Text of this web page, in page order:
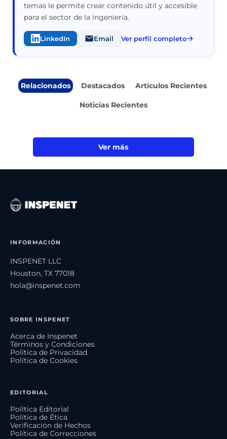
temas le permite crear contenido útil y accesible
para el sector de la ingeniería.
LinkedIn Email Ver perfil completo
Relacionados Destacados Artículos Recientes
Noticias Recientes
Ver más
INFORMACIÓN
INSPENET LLC
Houston, TX 77018
hola@inspenet.com
SOBRE INSPENET
Acerca de Inspenet
Términos y Condiciones
Política de Privacidad
Política de Cookies
EDITORIAL
Política Editorial
Política de Ética
Verificación de Hechos
Política de Correcciones